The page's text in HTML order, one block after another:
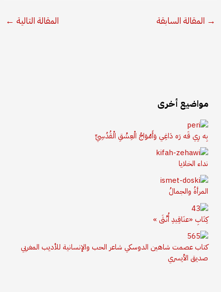
→ المقالة السابقة المقالة التالية ←
مواضيع أخرى
بِه رِي قَه رَه دَاغِي وَأَمْوَاجُ الْعِشْقِ الْقُدُسِيِّ
نداء الخلايا
المرأةُ والجمالُ
كِتَابِ «عنَاقِيدِ أُنْثَى »
كتاب عصمت شاهين الدوسكي شاعر الحب والإنسانية للأديب المغربي
صديق الأيسري